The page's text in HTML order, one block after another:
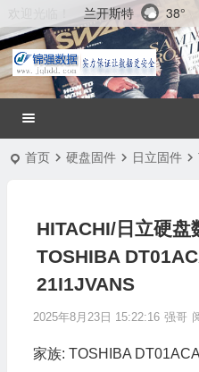
兰开斯特 38°
首页 硬盘固件 日立固件
HITACHI/日立硬盘
TOSHIBA
21I1JVANS
2025年8月23日 15:22:16 强哥
家族: TOSHIBA DT01ACA